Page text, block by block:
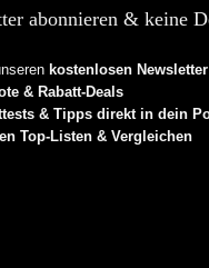
abonnieren & keine
kostenlosen Newsletter
& Rabatt-Deals
& Tipps direkt in dein
Top-Listen & Vergleichen